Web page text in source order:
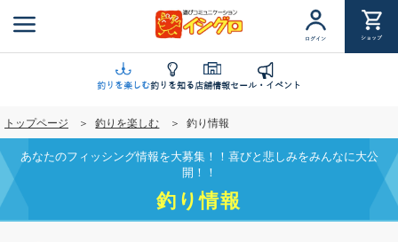
ン
に
移
動
ログイン ショップ
釣りを楽しむ釣りを知る店舗情報セール・イベント
トップページ 釣りを楽しむ 釣り情報
あなたのフィッシング情報を大募集！！喜びと悲しみをみんなに大公
開！！
釣り情報